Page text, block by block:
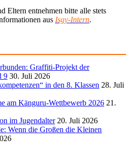
Eltern entnehmen bitte alle stets
aus Isgy-Intern.
Graffiti-Projekt der
9 30. Juli 2026
in den 8. Klassen 28. Juli
am Känguru-Wettbewerb 2026 21.
im Jugendalter 20. Juli 2026
Wenn die Großen die Kleinen